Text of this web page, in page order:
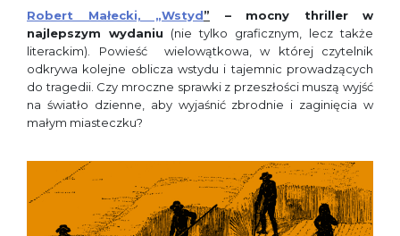
Robert Małecki, „Wstyd” – mocny thriller w
najlepszym wydaniu (nie tylko graficznym, lecz także
literackim). Powieść wielowątkowa, w której czytelnik
odkrywa kolejne oblicza wstydu i tajemnic prowadzących
do tragedii. Czy mroczne sprawki z przeszłości muszą wyjść
na światło dzienne, aby wyjaśnić zbrodnie i zaginięcia w
małym miasteczku?